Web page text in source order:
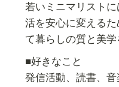
若いミニマリスト
活を安心に変える
て暮らしの質と美学
■好きなこと
発信活動、読書、